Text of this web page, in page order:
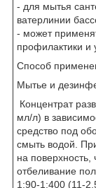
- для мытья
ватерлинии
- может
профилактики и
Способ
Мытье и
Концентрат
мл/л) в
средство под
смыть водой.
на
отбеливание
1:90-1:400 (11-